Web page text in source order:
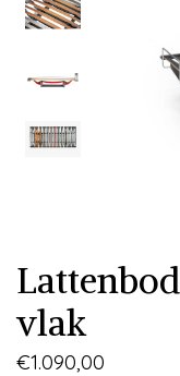
vlak
€1.090,00